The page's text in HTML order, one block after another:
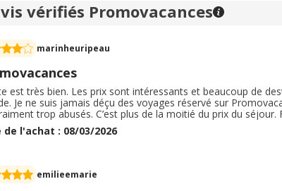
vérifiés Promovacances
marinheuripeau
est très bien. Les prix sont intéressants et beaucoup de
Je ne suis jamais déçu des voyages réservé sur
trop abusés. C’est plus de la moitié du prix du
bien organisé, il y à beaucoup d’informations disponibles
il y a un problème en geo.
de l'achat : 08/03/2026
emilieemarie